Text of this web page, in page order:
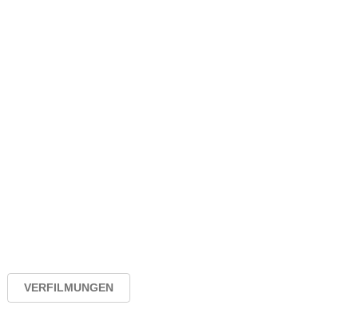
VERFILMUNGEN